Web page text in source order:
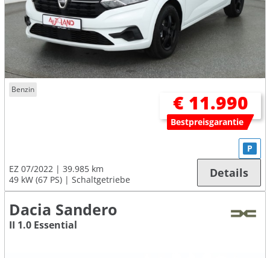
Benzin
€ 11.990
Bestpreisgarantie
EZ 07/2022
39.985 km
49 kW (67 PS)
Schaltgetriebe
P
Details
Dacia Sandero
II 1.0 Essential